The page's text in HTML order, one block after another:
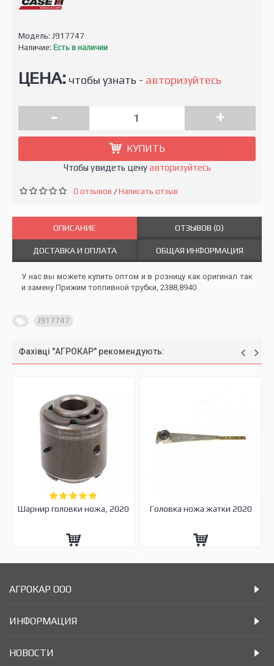
Модель: J917747
Наличие: Есть в наличии
ЦЕНА: чтобы узнать - авторизуйтесь
- +
КУПИТЬ
Чтобы увидеть ценуавторизуйтесь
0 отзывов /Написать отзыв
ОПИСАНИЕ ОТЗЫВОВ (0)
ДОСТАВКА И ОПЛАТА ОБЩАЯ ИНФОРМАЦИЯ
У нас вы можете купить оптом и в розницу как оригинал так
и замену Прижим топливной трубки, 2388,8940
J917747
Фахівці "АГРОКАР" рекомендують:
Шарнир головки ножа, 2020 Головка ножа жатки 2020
АГРОКАР ООО
ИНФОРМАЦИЯ
НОВОСТИ